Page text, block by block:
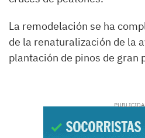
La remodelación se ha
de la renaturalización de la
plantación de pinos de gran